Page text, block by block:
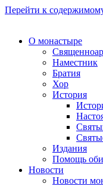
Перейти к
О монастыре
Наместник
Братия
Хор
История
Издания
Помощь
Новости
Новости